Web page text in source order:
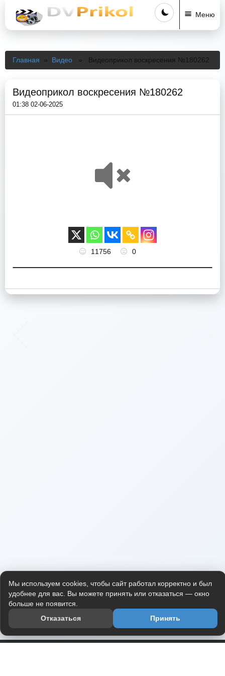
Меню
Главная » Видео » Видеоприкол воскресения №180262
Видеоприкол воскресения №180262
01:38 02-06-2025
11756 0
Мы используем cookies, чтобы сайт работал корректно и был
удобнее для вас. Вы можете принять или отказаться — окно
больше не появится.
Отказаться
Принять